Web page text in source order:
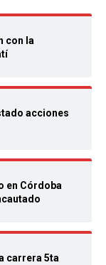
con la
acciones
en Córdoba
carrera 5ta